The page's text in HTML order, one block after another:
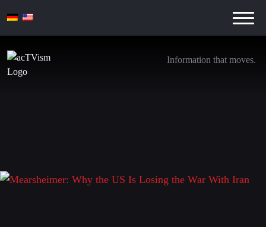
Information that moves.
Mearsheimer: Why the US Is Losing the War